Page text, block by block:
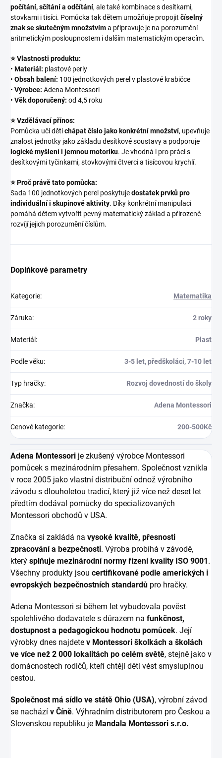
počítání, sčítání a odčítání, ale také kombinace s desítkami,
stovkami i tisíci. Pomůcka tak dětem umožňuje propojit číselný
znak se skutečným množstvíma připravuje je na porozumění
aritmetickým posloupnostem i dalším matematickým operacím.
⭐ Vlastnosti produktu:
• Materiál: plastové perly
• Obsah balení: 100 jednotkových perel v plastové krabičce
• Výrobce: Adena Montessori
• Věk doporučený: od 4,5 roku
⭐ Vzdělávací přínos:
Pomůcka učí dětichápat číslo jako konkrétní množství, upevňuje
znalost jednotky jako základu desítkové soustavy a podporuje
logické myšlení i jemnou motoriku. Je vhodná i pro práci s
desítkovými tyčinkami, stovkovými čtverci a tisícovou krychlí.
⭐ Proč právě tato pomůcka:
Sada 100 jednotkových perel poskytujedostatek prvků pro
individuální i skupinové aktivity. Díky konkrétní manipulaci
pomáhá dětem vytvořit pevný matematický základ a přirozeně
rozvíjí jejich porozumění číslům.
Doplňkové parametry
Kategorie: Matematika
Záruka: 2 roky
Materiál : Plast
Podle věku: 3-5 let, předškoláci, 7-10 let
Typ hračky: Rozvoj dovedností do školy
Značka: Adena Montessori
Cenové kategorie: 200-500Kč
Adena Montessori je zkušený výrobce Montessori
pomůcek s mezinárodním přesahem. Společnost vznikla
v roce 2005 jako vlastní distribuční odnož výrobního
závodu s dlouholetou tradicí, který již více než deset let
předtím dodával pomůcky do specializovaných
Montessori obchodů v USA.
Značka si zakládá na vysoké kvalitě, přesnosti
zpracování a bezpečnosti. Výroba probíhá v závodě,
který splňuje mezinárodní normy řízení kvality ISO 9001.
Všechny produkty jsou certifikované podle amerických i
evropských bezpečnostních standardů pro hračky.
Adena Montessori si během let vybudovala pověst
spolehlivého dodavatele s důrazem na funkčnost,
dostupnost a pedagogickou hodnotu pomůcek. Její
výrobky dnes najdete v Montessori školkách a školách
ve více než 2 000 lokalitách po celém světě, stejně jako v
domácnostech rodičů, kteří chtějí děti vést smysluplnou
cestou.
Společnost má sídlo ve státě Ohio (USA), výrobní závod
se nachází v Číně. Výhradním distributorem pro Českou a
Slovenskou republiku je Mandala Montessori s.r.o.